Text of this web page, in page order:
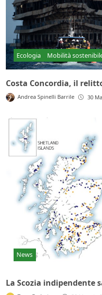
Ecologia Mobilità
Costa Concordia, il
Andrea Spinelli Barrile 30
News
La Scozia indipendente